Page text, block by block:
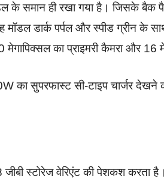
के समान ही रखा गया है। जिसके बैक
डार्क पर्पल और स्पीड ग्रीन के
का प्राइमरी कैमरा और 16
का सुपरफास्ट सी-टाइप चार्जर देखने
जीबी स्टोरेज वेरिएंट की पेशकश